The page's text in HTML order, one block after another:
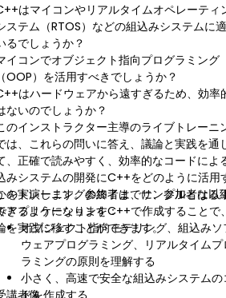
はマイコンやリアルタイムオペレーティ
ステム（RTOS）などの組込みシステムに
るでしょうか？
イコンでオブジェクト指向プログラミング
（OOP）を活用すべきでしょうか？
はハードウェアから遠すぎるため、効率
ないのでしょうか？
のインストラクター主導のライブトレーニ
は、これらの問いに答え、議論と実践を通
、正確で読みやすく、効率的なコードによ
みシステムの開発にC++をどのように活用
を実演します。参加者は、サンプルとなる
アプリケーションをC++で作成することで
を実践に移すことができます。
のトレーニングの終了までに、参加者は以
きるようになります：
オブジェクト指向モデリング、組込みソ
ウェアプログラミング、リアルタイムプ
ラミングの原則を理解する
小さく、高速で安全な組込みシステムの
ドを作成する
講者像